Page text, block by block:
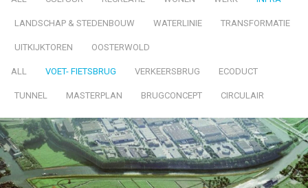
LANDSCHAP & STEDENBOUW WATERLINIE TRANSFORMATIE
UITKIJKTOREN OOSTERWOLD
ALL VOET- FIETSBRUG VERKEERSBRUG ECODUCT
TUNNEL MASTERPLAN BRUGCONCEPT CIRCULAIR